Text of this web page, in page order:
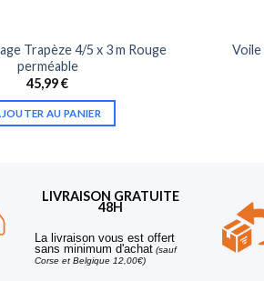
Trapèze 4/5 x 3 m Rouge
perméable
45,99€
AU PANIER
Voile
LIVRAISON GRATUITE
48H
La livraison vous est offert
sans minimum d'achat (sauf
Corse et Belgique 12,00€)